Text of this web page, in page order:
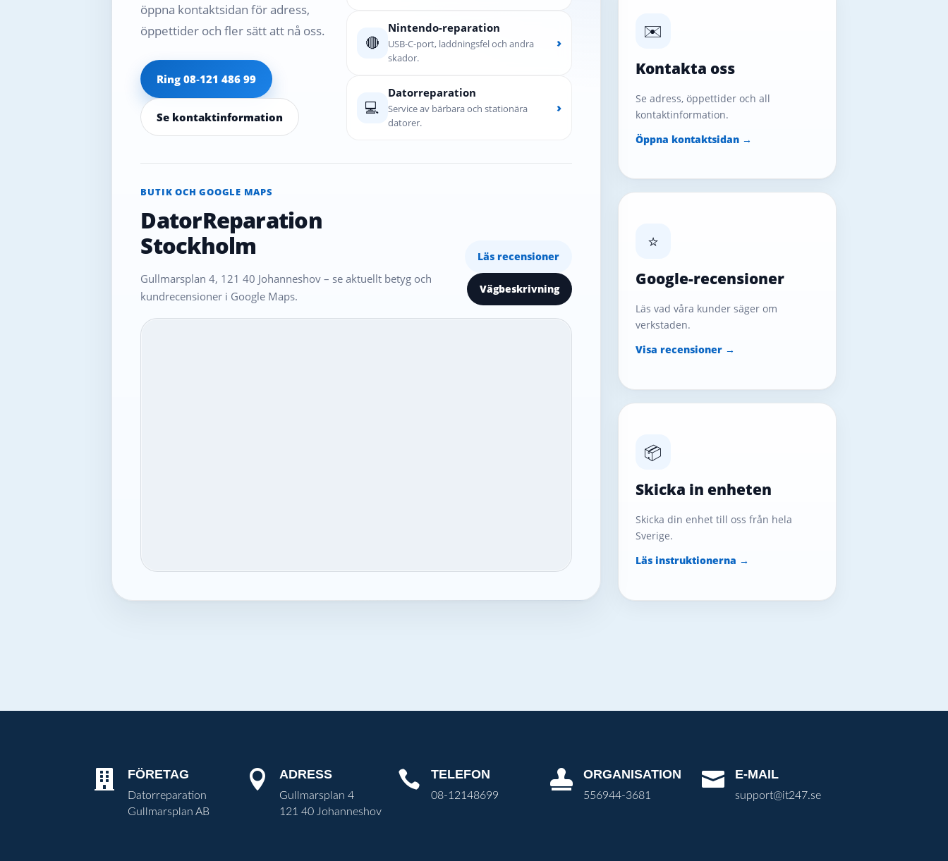
öppna kontaktsidan för adress,
öppettider och fler sätt att nå oss.
Ring 08‑121 486 99
Se kontaktinformation
🔴
Nintendo-reparation
USB-C-port, laddningsfel och andra
skador.
›
💻
Datorreparation
Service av bärbara och stationära
datorer.
›
BUTIK OCH GOOGLE MAPS
DatorReparation
Stockholm
Gullmarsplan 4, 121 40 Johanneshov – se aktuellt betyg och
kundrecensioner i Google Maps.
Läs recensioner
Vägbeskrivning
✉️
Kontakta oss
Se adress, öppettider och all
kontaktinformation.
Öppna kontaktsidan →
⭐
Google-recensioner
Läs vad våra kunder säger om
verkstaden.
Visa recensioner →
📦
Skicka in enheten
Skicka din enhet till oss från hela
Sverige.
Läs instruktionerna →
 FÖRETAG
Datorreparation
Gullmarsplan AB
 ADRESS
Gullmarsplan 4
121 40 Johanneshov
 TELEFON
08-12148699
 ORGANISATION
556944-3681
 E-MAIL
support@it247.se